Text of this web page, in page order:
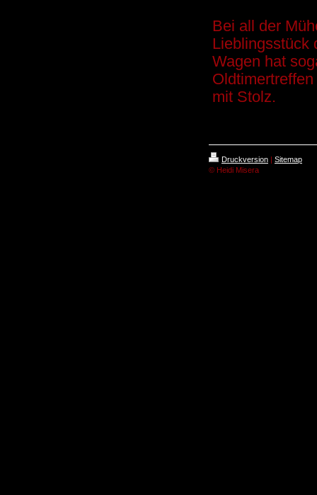
Bei all der
Lieblingsstück
Wagen hat
mit Stolz.
Druckversion | Sitemap
© Heidi Misera